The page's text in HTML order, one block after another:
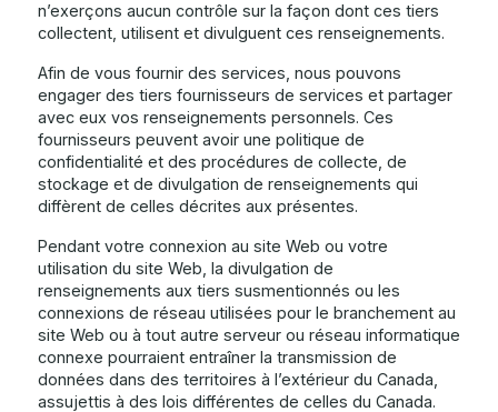
n’exerçons aucun contrôle sur la façon dont ces tiers
collectent, utilisent et divulguent ces renseignements.
Afin de vous fournir des services, nous pouvons
engager des tiers fournisseurs de services et partager
avec eux vos renseignements personnels. Ces
fournisseurs peuvent avoir une politique de
confidentialité et des procédures de collecte, de
stockage et de divulgation de renseignements qui
diffèrent de celles décrites aux présentes.
Pendant votre connexion au site Web ou votre
utilisation du site Web, la divulgation de
renseignements aux tiers susmentionnés ou les
connexions de réseau utilisées pour le branchement au
site Web ou à tout autre serveur ou réseau informatique
connexe pourraient entraîner la transmission de
données dans des territoires à l’extérieur du Canada,
assujettis à des lois différentes de celles du Canada.